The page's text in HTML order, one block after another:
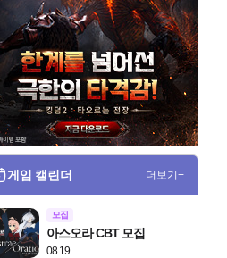
맵
게임 캘린더 더보기+
모집
08.19
아스오라 CBT 모집